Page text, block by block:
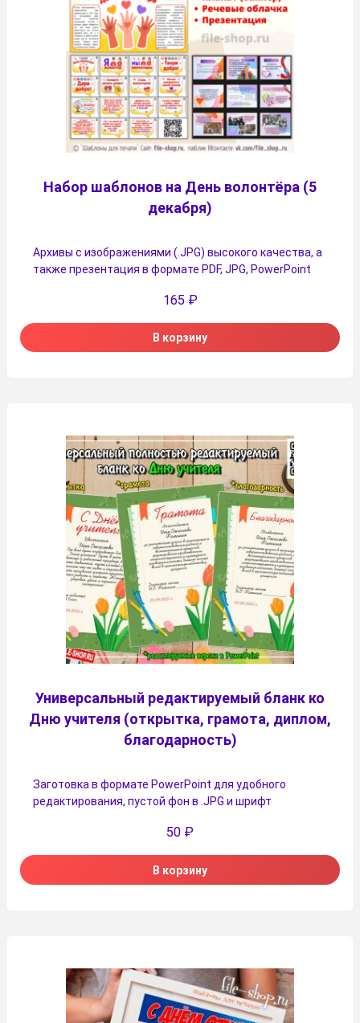
Набор шаблонов на День волонтёра (5
декабря)
Архивы с изображениями (.JPG) высокого качества, а
также презентация в формате PDF, JPG, PowerPoint
165 ₽
В корзину
Универсальный редактируемый бланк ко
Дню учителя (открытка, грамота, диплом,
благодарность)
Заготовка в формате PowerPoint для удобного
редактирования, пустой фон в .JPG и шрифт
50 ₽
В корзину